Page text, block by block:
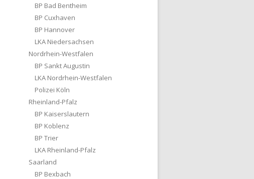
BP Bad Bentheim
BP Cuxhaven
BP Hannover
LKA Niedersachsen
Nordrhein-Westfalen
BP Sankt Augustin
LKA Nordrhein-Westfalen
Polizei Köln
Rheinland-Pfalz
BP Kaiserslautern
BP Koblenz
BP Trier
LKA Rheinland-Pfalz
Saarland
BP Bexbach